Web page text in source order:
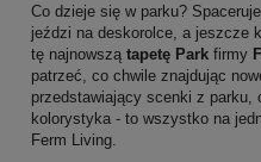
Co dzieje się w parku?
jeździ na deskorolce, a jeszcze
tę najnowszą tapetę Park firmy
patrzeć, co chwile znajdując
przedstawiający scenki z parku,
kolorystyka - to wszystko na
Ferm Living.